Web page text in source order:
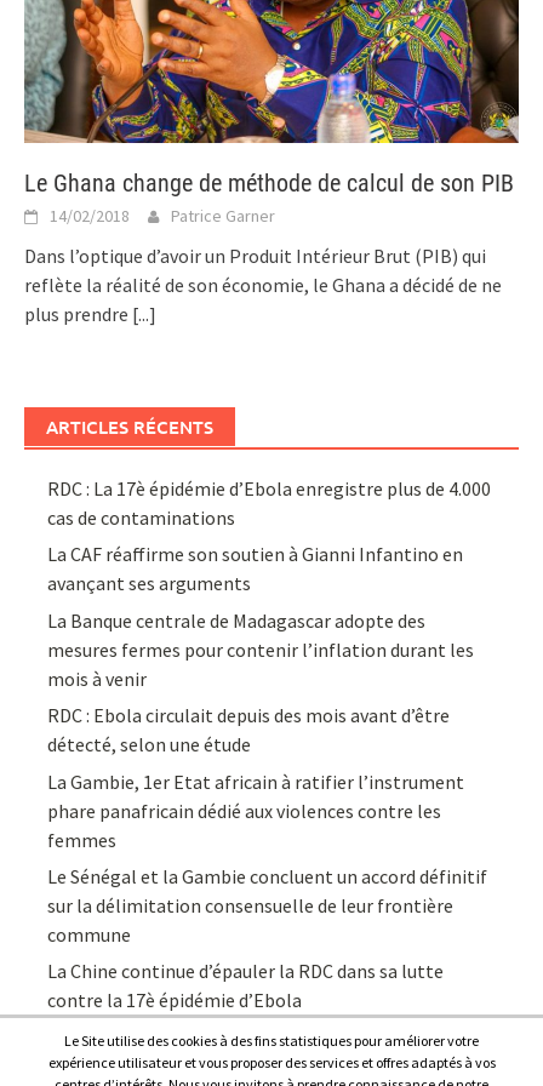
Le Ghana change de méthode de calcul de son PIB
14/02/2018 Patrice Garner
Dans l’optique d’avoir un Produit Intérieur Brut (PIB) qui
reflète la réalité de son économie, le Ghana a décidé de ne
plus prendre [...]
ARTICLES RÉCENTS
RDC : La 17è épidémie d’Ebola enregistre plus de 4.000
cas de contaminations
La CAF réaffirme son soutien à Gianni Infantino en
avançant ses arguments
La Banque centrale de Madagascar adopte des
mesures fermes pour contenir l’inflation durant les
mois à venir
RDC : Ebola circulait depuis des mois avant d’être
détecté, selon une étude
La Gambie, 1er Etat africain à ratifier l’instrument
phare panafricain dédié aux violences contre les
femmes
Le Sénégal et la Gambie concluent un accord définitif
sur la délimitation consensuelle de leur frontière
commune
La Chine continue d’épauler la RDC dans sa lutte
contre la 17è épidémie d’Ebola
Le Site utilise des cookies à des fins statistiques pour améliorer votre
expérience utilisateur et vous proposer des services et offres adaptés à vos